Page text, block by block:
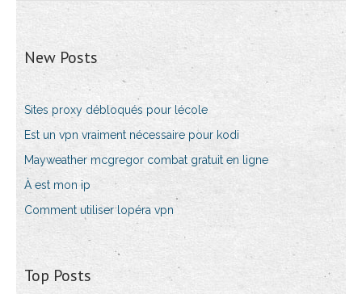
New Posts
Sites proxy débloqués pour lécole
Est un vpn vraiment nécessaire pour kodi
Mayweather mcgregor combat gratuit en ligne
À est mon ip
Comment utiliser lopéra vpn
Top Posts